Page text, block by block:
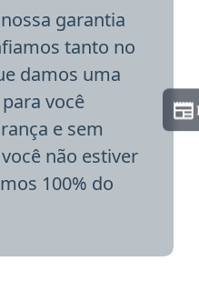
garantia
tanto no
damos uma
você
e sem
não estiver
100% do